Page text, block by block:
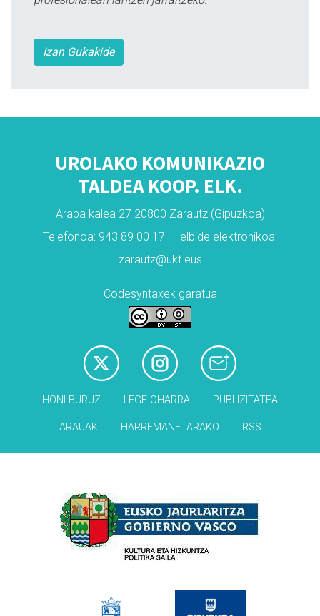
Izan Gukakide
UROLAKO KOMUNIKAZIO
TALDEA KOOP. ELK.
Araba kalea 27 20800 Zarautz (Gipuzkoa)
Telefonoa: 943 89 00 17 | Helbide elektronikoa:
zarautz@ukt.eus
Codesyntaxek garatua
HONI BURUZ LEGE OHARRA PUBLIZITATEA
ARAUAK HARREMANETARAKO RSS